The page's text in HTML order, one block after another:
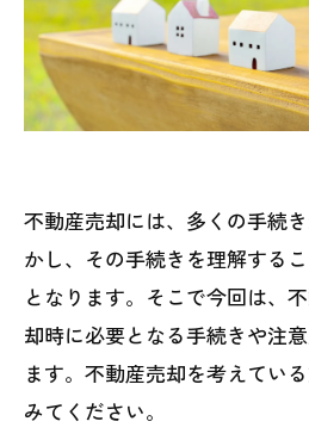
不動産売却には、多くの手続
かし、その手続きを理解する
となります。そこで今回は、
却時に必要となる手続きや注
ます。不動産売却を考えてい
みてください。